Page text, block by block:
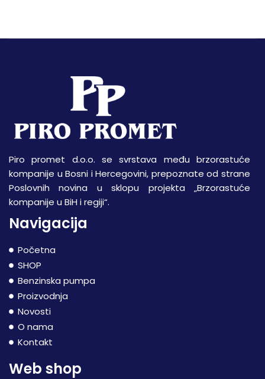
Piro promet d.o.o. se svrstava među brzorastuće
kompanije u Bosni i Hercegovini, prepoznate od strane
Poslovnih novina u sklopu projekta „Brzorastuće
kompanije u BiH i regiji“.
Navigacija
Početna
SHOP
Benzinska pumpa
Proizvodnja
Novosti
O nama
Kontakt
Web shop